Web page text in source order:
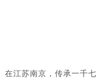
在江苏南京，传承一千